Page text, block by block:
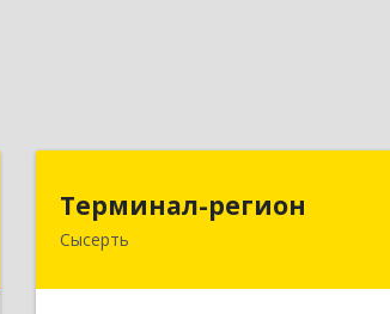
Терминал-регион
Сысерть